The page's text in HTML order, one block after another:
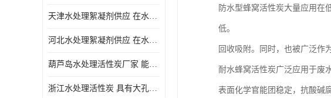
天津水处理絮凝剂供应 在水中的稳定性较好 絮凝速度快
河北水处理絮凝剂供应 在水中的稳定性较好 用量相对较少
葫芦岛水处理活性炭厂家 能够吸附大分子有机物 可再生能力较强
浙江水处理活性炭 具有大孔结构 具有较高的吸附能力
防水型蜂窝活性炭大量应用在
低。
回收吸附。同时，也被广泛作
耐水蜂窝活性炭广泛应用于废
表面化学官能团稳定，抗酸碱